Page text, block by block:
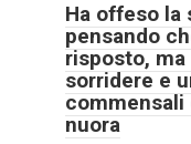
Ha offeso la
pensando
risposto,
sorridere e
commensali
nuora